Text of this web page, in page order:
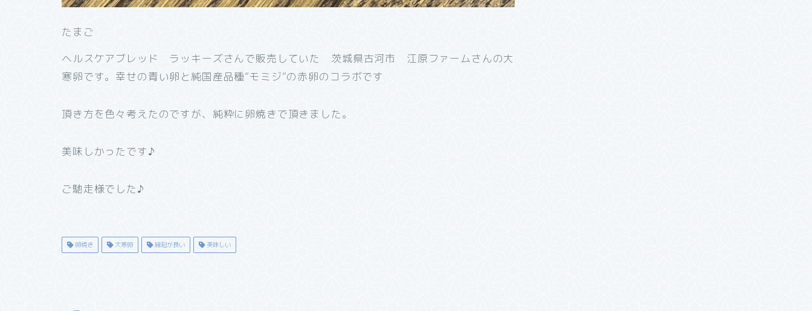
たまご
ヘルスケアブレッド ラッキーズさんで販売していた 茨城県古河市 江原ファームさんの大
寒卵です。幸せの青い卵と純国産品種”モミジ”の赤卵のコラボです
頂き方を色々考えたのですが、純粋に卵焼きで頂きました。
美味しかったです♪
ご馳走様でした♪
卵焼き 大寒卵 縁起が良い 美味しい